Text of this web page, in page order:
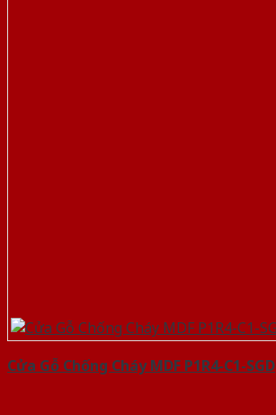
Cửa Gỗ Chống Cháy MDF P1R4-C1-SGD